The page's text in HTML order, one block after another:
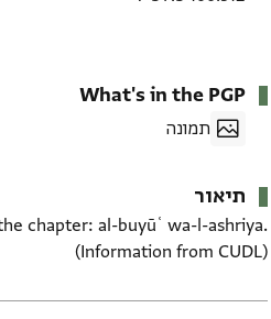
What's in the PGP
תמונה
תיאור
chapter: al-buyūʿ wa-l-ashriya.
(Information from CUDL)